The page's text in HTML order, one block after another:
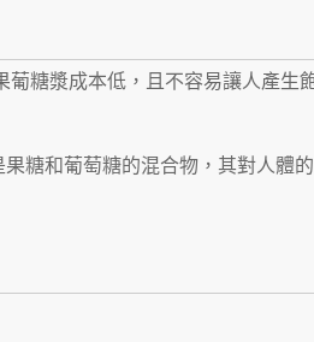
糖漿成本低，且不容易讓人產生
糖和葡萄糖的混合物，其對人體